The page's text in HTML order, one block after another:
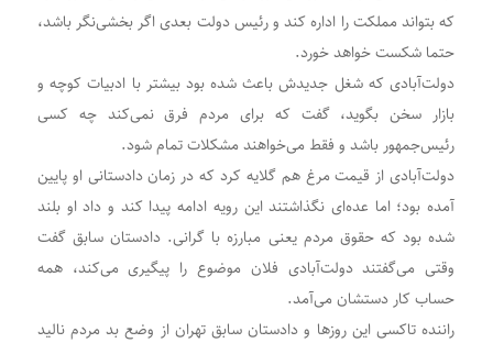
که بتواند مملکت را اداره کند و رئیس دولت بعدی اگر بخشی‌نگر باشد،
حتما شکست خواهد خورد.
دولت‌آبادی که شغل جدیدش باعث شده بود بیشتر با ادبیات کوچه و
بازار سخن بگوید، گفت که برای مردم فرق نمی‌کند چه کسی
رئیس‌جمهور باشد و فقط می‌خواهند مشکلات تمام شود.
دولت‌آبادی از قیمت مرغ هم گلایه کرد که در زمان دادستانی او پایین
آمده بود؛ اما عده‌ای نگذاشتند این رویه ادامه پیدا کند و داد او بلند
شده بود که حقوق مردم یعنی مبارزه با گرانی. دادستان سابق گفت
‌وقتی می‌گفتند دولت‌آبادی فلان موضوع را پیگیری می‌کند، همه
حساب کار دستشان می‌آمد.
راننده تاکسی این روزها و دادستان سابق تهران از وضع بد مردم نالید